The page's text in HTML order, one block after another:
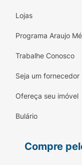
Não Contém
Lojas
Programa Araujo
Trabalhe Conosco
Seja um fornecedor
Ofereça seu imóvel
Bulário
Compre